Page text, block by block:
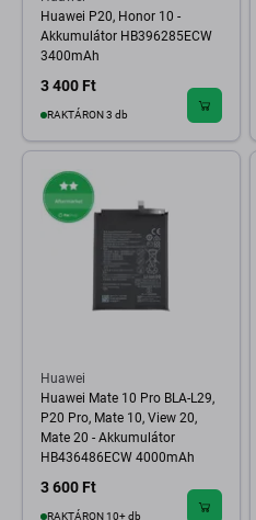
Huawei P20, Honor 10 -
Akkumulátor HB396285ECW
3400mAh
3 400 Ft
RAKTÁRON 3 db
Huawei
Huawei Mate 10 Pro BLA-L29,
P20 Pro, Mate 10, View 20,
Mate 20 - Akkumulátor
HB436486ECW 4000mAh
3 600 Ft
RAKTÁRON 10+ db